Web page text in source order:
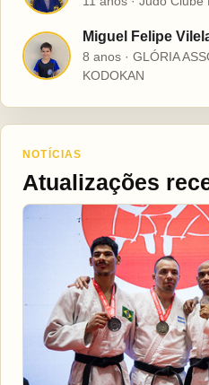
M
Miguel Felipe
8 anos · GLÓRIA
KODOKAN
NOTÍCIAS
Atualizações